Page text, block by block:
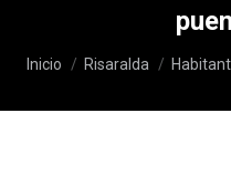
Estás aquí:
Inicio Risaralda